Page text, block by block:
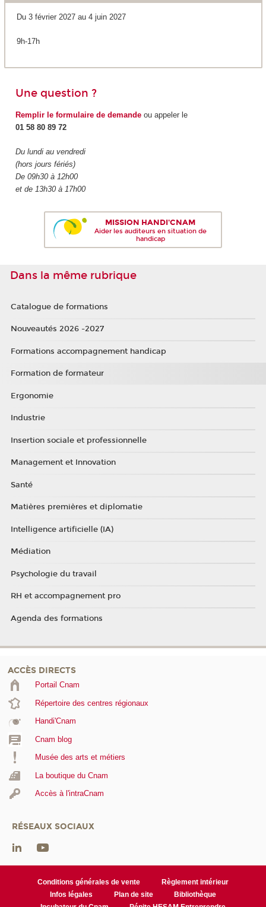
Du 3 février 2027 au 4 juin 2027
9h-17h
Une question ?
Remplir le formulaire de demandeou appeler le
01 58 80 89 72
Du lundi au vendredi
(hors jours fériés)
De 09h30 à 12h00
et de 13h30 à 17h00
MISSION HANDI'CNAM
Aider les auditeurs en situation de
handicap
Dans la même rubrique
Catalogue de formations
Nouveautés 2026 -2027
Formations accompagnement handicap
Formation de formateur
Ergonomie
Industrie
Insertion sociale et professionnelle
Management et Innovation
Santé
Matières premières et diplomatie
Intelligence artificielle (IA)
Médiation
Psychologie du travail
RH et accompagnement pro
Agenda des formations
ACCÈS DIRECTS
Portail Cnam
Répertoire des centres régionaux
Handi'Cnam
Cnam blog
Musée des arts et métiers
La boutique du Cnam
Accès à l'intraCnam
RÉSEAUX SOCIAUX
Conditions générales de vente
Règlement intérieur
Infos légales
Plan de site
Bibliothèque